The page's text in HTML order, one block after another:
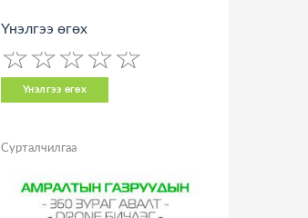
Үнэлгээ өгөх
☆☆☆☆☆
★★★★★
Үнэлгээ өгөх
Сурталчилгаа